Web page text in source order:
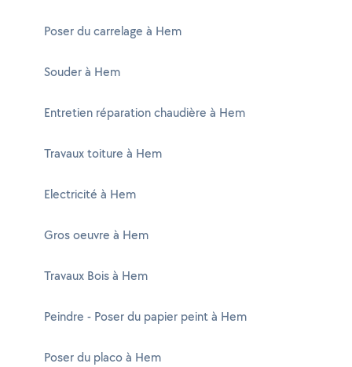
Poser du carrelage à Hem
Souder à Hem
Entretien réparation chaudière à Hem
Travaux toiture à Hem
Electricité à Hem
Gros oeuvre à Hem
Travaux Bois à Hem
Peindre - Poser du papier peint à Hem
Poser du placo à Hem